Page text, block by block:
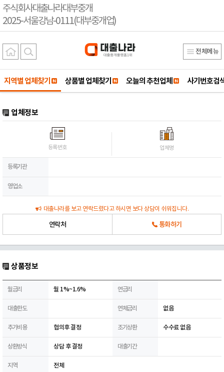
주식회사대출나라대부중개
2025-서울강남-0111(대부중개업)
전체메뉴
지역별 업체찾기 상품별 업체찾기 오늘의 추천업체 사기번호검
업체정보
등록번호 업체명
등록기관
영업소
대출나라를 보고 연락드렸다고 하시면 보다 상담이 쉬워집니다.
연락처 통화하기
상품정보
월금리 월 1%~1.6% 연금리
대출한도 연체금리 없음
추가비용 협의후 결정 조기상환 수수료 없음
상환방식 상담 후 결정 대출기간
지역 전체